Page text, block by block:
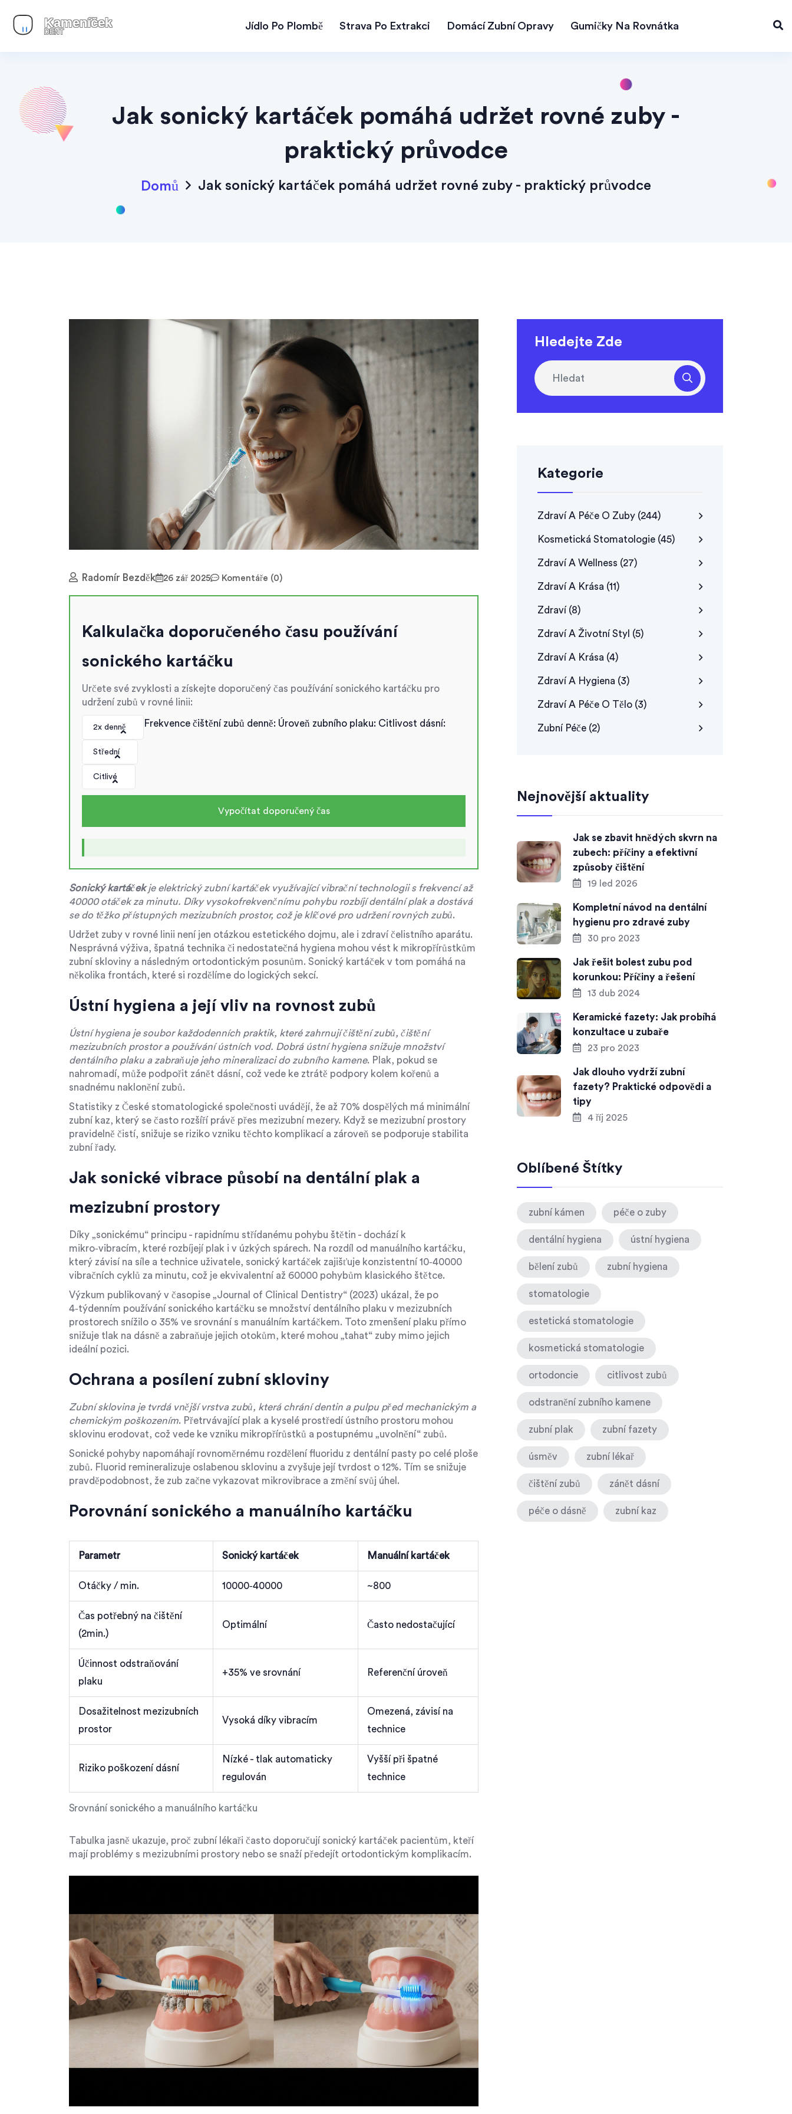
Jídlo Po Plombě Strava Po Extrakci Domácí Zubní Opravy Gumičky Na Rovnátka
Jak sonický kartáček pomáhá udržet rovné zuby -
praktický průvodce
Domů Jak sonický kartáček pomáhá udržet rovné zuby - praktický průvodce
Radomír Bezděk 26 zář 2025 Komentáře (0)
Kalkulačka doporučeného času používání
sonického kartáčku
Určete své zvyklosti a získejte doporučený čas používání sonického kartáčku pro
udržení zubů v rovné linii:
Frekvence čištění zubů denně:
2x denně Úroveň zubního plaku:
Střední
Citlivost dásní:
Citlivé
Vypočítat doporučený čas
Sonický kartáčekje elektrický zubní kartáček využívající vibrační technologii s frekvencí až
40000 otáček za minutu. Díky vysokofrekvenčnímu pohybu rozbíjí dentální plak a dostává
se do těžko přístupných mezizubních prostor, což je klíčové pro udržení rovných zubů.
Udržet zuby v rovné linii není jen otázkou estetického dojmu, ale i zdraví čelistního aparátu.
Nesprávná výživa, špatná technika či nedostatečná hygiena mohou vést k mikropřírůstkům
zubní skloviny a následným ortodontickým posunům. Sonický kartáček v tom pomáhá na
několika frontách, které si rozdělíme do logických sekcí.
Ústní hygiena a její vliv na rovnost zubů
Ústní hygienaje soubor každodenních praktik, které zahrnují čištění zubů, čištění
mezizubních prostor a používání ústních vod. Dobrá ústní hygiena snižuje množství
dentálního plaku a zabraňuje jeho mineralizaci do zubního kamene. Plak, pokud se
nahromadí, může podpořit zánět dásní, což vede ke ztrátě podpory kolem kořenů a
snadnému naklonění zubů.
Statistiky z České stomatologické společnosti uvádějí, že až 70% dospělých má minimální
zubní kaz, který se často rozšíří právě přes mezizubní mezery. Když se mezizubní prostory
pravidelně čistí, snižuje se riziko vzniku těchto komplikací a zároveň se podporuje stabilita
zubní řady.
Jak sonické vibrace působí na dentální plak a
mezizubní prostory
Díky „sonickému“ principu - rapidnímu střídanému pohybu štětin - dochází k
mikro‑vibracím, které rozbíjejí plak i v úzkých spárech. Na rozdíl od manuálního kartáčku,
který závisí na síle a technice uživatele, sonický kartáček zajišťuje konzistentní 10‑40000
vibračních cyklů za minutu, což je ekvivalentní až 60000 pohybům klasického štětce.
Výzkum publikovaný v časopise „Journal of Clinical Dentistry“ (2023) ukázal, že po
4‑týdenním používání sonického kartáčku se množství dentálního plaku v mezizubních
prostorech snížilo o 35% ve srovnání s manuálním kartáčkem. Toto zmenšení plaku přímo
snižuje tlak na dásně a zabraňuje jejich otokům, které mohou „tahat“ zuby mimo jejich
ideální pozici.
Ochrana a posílení zubní skloviny
Zubní sklovinaje tvrdá vnější vrstva zubů, která chrání dentin a pulpu před mechanickým a
chemickým poškozením. Přetrvávající plak a kyselé prostředí ústního prostoru mohou
sklovinu erodovat, což vede ke vzniku mikropřírůstků a postupnému „uvolnění“ zubů.
Sonické pohyby napomáhají rovnoměrnému rozdělení fluoridu z dentální pasty po celé ploše
zubů. Fluorid remineralizuje oslabenou sklovinu a zvyšuje její tvrdost o 12%. Tím se snižuje
pravděpodobnost, že zub začne vykazovat mikrovibrace a změní svůj úhel.
Porovnání sonického a manuálního kartáčku
Srovnání sonického a manuálního kartáčku
Parametr Sonický kartáček Manuální kartáček
Otáčky / min. 10000‑40000 ~800
Čas potřebný na čištění
(2min.)
Optimální Často nedostačující
Účinnost odstraňování
plaku
+35% ve srovnání Referenční úroveň
Dosažitelnost mezizubních
prostor
Vysoká díky vibracím
Omezená, závisí na
technice
Riziko poškození dásní
Nízké - tlak automaticky
regulován
Vyšší při špatné
technice
Tabulka jasně ukazuje, proč zubní lékaři často doporučují sonický kartáček pacientům, kteří
mají problémy s mezizubními prostory nebo se snaží předejít ortodontickým komplikacím.
Hledejte Zde
Kategorie
Zdraví A Péče O Zuby (244)
Kosmetická Stomatologie (45)
Zdraví A Wellness (27)
Zdraví A Krása (11)
Zdraví (8)
Zdraví A Životní Styl (5)
Zdraví A Krása (4)
Zdraví A Hygiena (3)
Zdraví A Péče O Tělo (3)
Zubní Péče (2)
Nejnovější aktuality
Jak se zbavit hnědých skvrn na
zubech: příčiny a efektivní
způsoby čištění
19 led 2026
Kompletní návod na dentální
hygienu pro zdravé zuby
30 pro 2023
Jak řešit bolest zubu pod
korunkou: Příčiny a řešení
13 dub 2024
Keramické fazety: Jak probíhá
konzultace u zubaře
23 pro 2023
Jak dlouho vydrží zubní
fazety? Praktické odpovědi a
tipy
4 říj 2025
Oblíbené Štítky
zubní kámen péče o zuby
dentální hygiena ústní hygiena
bělení zubů zubní hygiena
stomatologie
estetická stomatologie
kosmetická stomatologie
ortodoncie citlivost zubů
odstranění zubního kamene
zubní plak zubní fazety
úsměv zubní lékař
čištění zubů zánět dásní
péče o dásně zubní kaz